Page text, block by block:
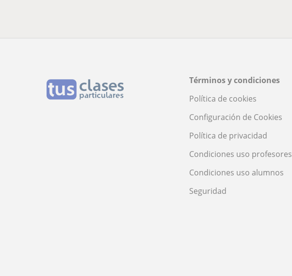
Términos y condiciones
Política de cookies
Configuración de Cookies
Política de privacidad
Condiciones uso profesores
Condiciones uso alumnos
Seguridad